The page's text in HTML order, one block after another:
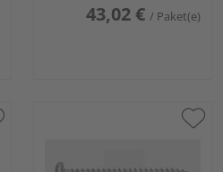
43,02 € / Paket(e)